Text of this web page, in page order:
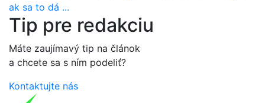
ak sa to dá ...
Tip pre redakciu
Máte zaujímavý tip na článok
a chcete sa s ním podeliť?
Kontaktujte nás